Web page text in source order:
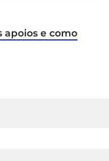
apoios e como